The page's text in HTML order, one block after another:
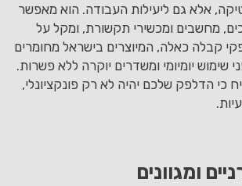
אלא גם ליעילות העבודה. הוא מאפשר
מחשבים ומכשירי תקשורת, ומקל על
קבלה כאלה, המיוצרים בישראל מחומרים
שימוש יומיומי ומשדרים יוקרה ללא פשרות.
כי הדלפק שלכם יהיה לא רק פונקציונלי,
ומגוונים